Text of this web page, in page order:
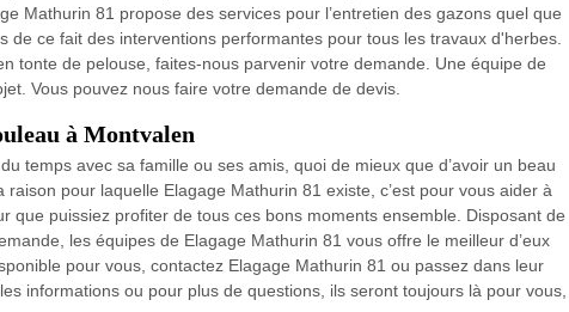
Mathurin 81 propose des services pour l’entretien des gazons quel que
de ce fait des interventions performantes pour tous les travaux d'herbes.
tonte de pelouse, faites-nous parvenir votre demande. Une équipe de
Vous pouvez nous faire votre demande de devis.
à Montvalen
temps avec sa famille ou ses amis, quoi de mieux que d’avoir un beau
raison pour laquelle Elagage Mathurin 81 existe, c’est pour vous aider à
que puissiez profiter de tous ces bons moments ensemble. Disposant de
les équipes de Elagage Mathurin 81 vous offre le meilleur d’eux
pour vous, contactez Elagage Mathurin 81 ou passez dans leur
informations ou pour plus de questions, ils seront toujours là pour vous,